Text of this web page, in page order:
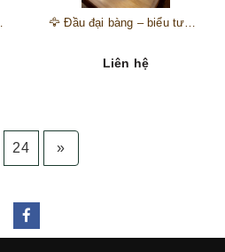
hoàng gia 🎼 🦅 Đầu đại bàng – biểu tượng của kẻ chinh phục trên đỉnh núi thành công 🦅
Liên hệ
24 »